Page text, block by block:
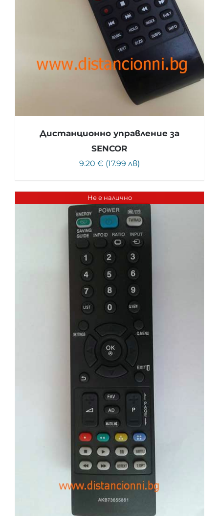
Дистанционно управление за
SENCOR
9.20 € (17.99 лв)
Не е налично